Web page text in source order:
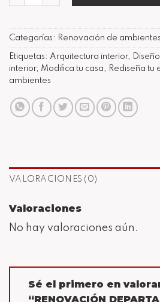
Categorías: Renovación de ambientes
Etiquetas: Arquitectura interior,
interior, Modifica tu casa Rediseña tu
ambientes
VALORACIONES (0)
Valoraciones
No hay valoraciones aún.
Sé el primero en
“RENOVACIÓN